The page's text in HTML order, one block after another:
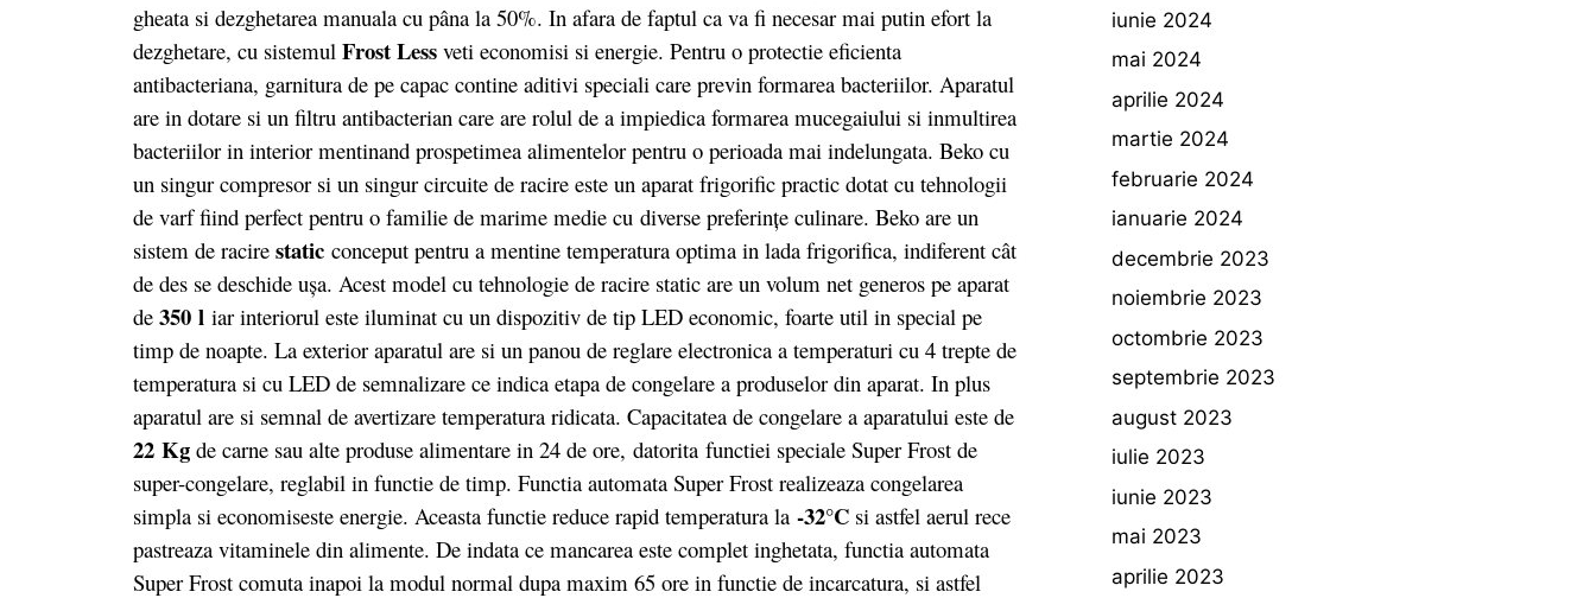
gheata si dezghetarea manuala cu pâna la 50%. In afara de faptul ca va fi necesar mai putin efort la
dezghetare, cu sistemul Frost Less veti economisi si energie. Pentru o protectie eficienta
antibacteriana, garnitura de pe capac contine aditivi speciali care previn formarea bacteriilor. Aparatul
are in dotare si un filtru antibacterian care are rolul de a impiedica formarea mucegaiului si inmultirea
bacteriilor in interior mentinand prospetimea alimentelor pentru o perioada mai indelungata. Beko cu
un singur compresor si un singur circuite de racire este un aparat frigorific practic dotat cu tehnologii
de varf fiind perfect pentru o familie de marime medie cu diverse preferințe culinare. Beko are un
sistem de racire static conceput pentru a mentine temperatura optima in lada frigorifica, indiferent cât
de des se deschide ușa. Acest model cu tehnologie de racire static are un volum net generos pe aparat
de 350 l iar interiorul este iluminat cu un dispozitiv de tip LED economic, foarte util in special pe
timp de noapte. La exterior aparatul are si un panou de reglare electronica a temperaturi cu 4 trepte de
temperatura si cu LED de semnalizare ce indica etapa de congelare a produselor din aparat. In plus
aparatul are si semnal de avertizare temperatura ridicata. Capacitatea de congelare a aparatului este de
22 Kg de carne sau alte produse alimentare in 24 de ore, datorita functiei speciale Super Frost de
super-congelare, reglabil in functie de timp. Functia automata Super Frost realizeaza congelarea
simpla si economiseste energie. Aceasta functie reduce rapid temperatura la -32°C si astfel aerul rece
pastreaza vitaminele din alimente. De indata ce mancarea este complet inghetata, functia automata
Super Frost comuta inapoi la modul normal dupa maxim 65 ore in functie de incarcatura, si astfel
iunie 2024
mai 2024
aprilie 2024
martie 2024
februarie 2024
ianuarie 2024
decembrie 2023
noiembrie 2023
octombrie 2023
septembrie 2023
august 2023
iulie 2023
iunie 2023
mai 2023
aprilie 2023